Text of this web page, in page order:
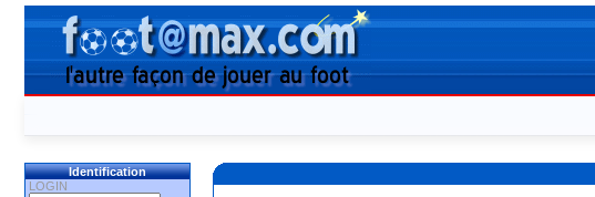
Identification
LOGIN